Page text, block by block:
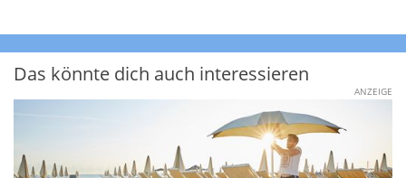
Das könnte dich auch interessieren
ANZEIGE